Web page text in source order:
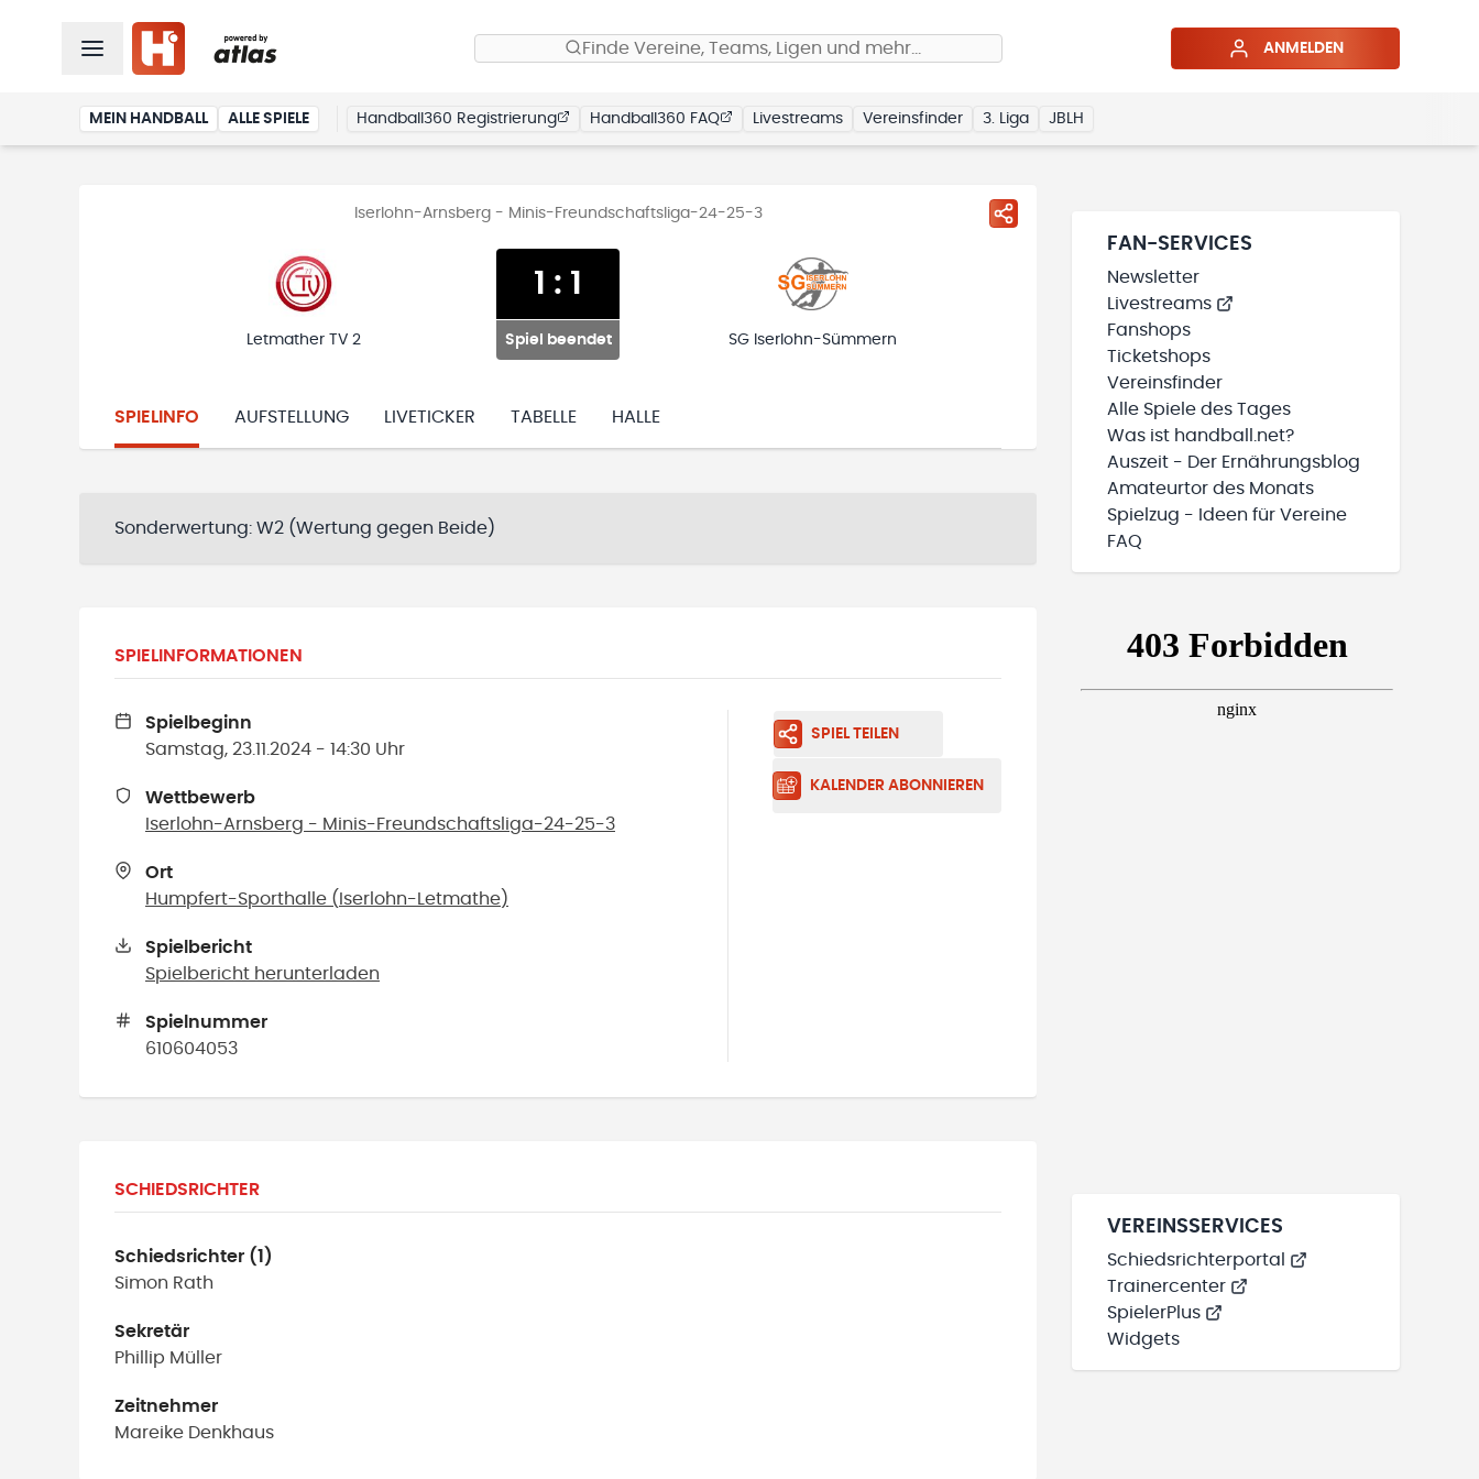
Finde Vereine, Teams, Ligen und mehr… ANMELDEN
MEIN HANDBALL ALLE SPIELE Handball360 Registrierung Handball360 FAQ Livestreams Vereinsfinder 3. Liga JBLH
Iserlohn-Arnsberg - Minis-Freundschaftsliga-24-25-3
Letmather TV 2
1 : 1
Spiel beendet SG Iserlohn-Sümmern
SPIELINFO AUFSTELLUNG LIVETICKER TABELLE HALLE
Sonderwertung: W2 (Wertung gegen Beide)
SPIELINFORMATIONEN
Spielbeginn
Samstag, 23.11.2024 - 14:30 Uhr
Wettbewerb
Iserlohn-Arnsberg - Minis-Freundschaftsliga-24-25-3
Ort
Humpfert-Sporthalle ( Iserlohn-Letmathe)
Spielbericht
Spielbericht herunterladen
Spielnummer
610604053
SPIEL TEILEN
KALENDER ABONNIEREN
SCHIEDSRICHTER
Schiedsrichter (1)
Simon Rath
Sekretär
Phillip Müller
Zeitnehmer
Mareike Denkhaus
FAN-SERVICES
Newsletter
Livestreams
Fanshops
Ticketshops
Vereinsfinder
Alle Spiele des Tages
Was ist handball.net?
Auszeit - Der Ernährungsblog
Amateurtor des Monats
Spielzug - Ideen für Vereine
FAQ
VEREINSSERVICES
Schiedsrichterportal
Trainercenter
SpielerPlus
Widgets